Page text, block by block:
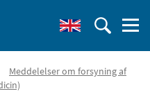
Meddelelser om forsyning af